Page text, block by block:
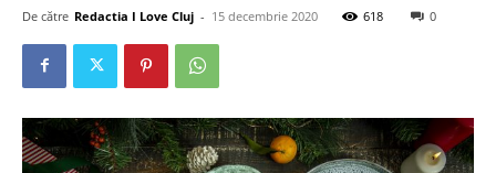
De către Redactia I Love Cluj - 15 decembrie 2020 618 0